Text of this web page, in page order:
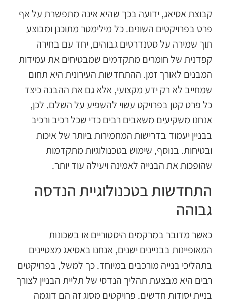
אסיאג, ידועה בכך שהיא אינה מתפשרת על אף
בפרויקטים השונים. כל מילימטר מתוכנן ומבוצע
שמירה על סטנדרטים גבוהים, יחד עם בחירה
של חומרים מתקדמים שמבטיחים את עמידות
לאורך זמן. ההתחדשות העירונית היא תחום
לא רק ידע מקצועי, אלא גם את ההבנה כיצד
פרט קטן בפרויקט עשוי להשפיע על השלם. לכן,
משקיעים משאבים רבים כדי שכל רכיב ורכיב
יעמוד בדרישות המחמירות ביותר של איכות
בנוסף, שימוש בטכנולוגיות מתקדמות
את הבנייה לאמינה ויעילה עוד יותר.
בטכנולוגיית הנדסה
מדובר במרקמים היסטוריים או בשכונות
בבניינים ישנים, אנחנו באסיאג מצטיינים
בנייה מורכבים במיוחד. כך למשל, בפרויקטים
היא מבצעת תהליך הנדסי של תליית הבניין לצורך
יסודות חדשים. פרויקטים מסוג זה הם דוגמה